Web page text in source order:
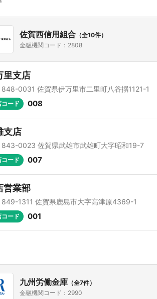
佐賀西信用組合 （全10件）
金融機関コード：2808
里支店
848-0031 佐賀県伊万里市二里町八谷搦1121-1
コード 008
支店
843-0023 佐賀県武雄市武雄町大字昭和19-7
コード 007
営業部
849-1311 佐賀県鹿島市大字高津原4369-1
コード 001
九州労働金庫 （全7件）
金融機関コード：2990